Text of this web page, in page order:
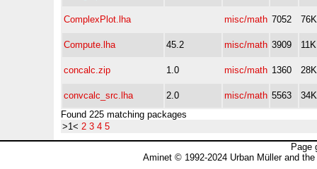
ComplexPlot.lha misc/math 7052 76K
Compute.lha 45.2 misc/math 3909 11K
concalc.zip 1.0 misc/math 1360 28K
convcalc_src.lha 2.0 misc/math 5563
34K
Found 225 matching packages
>1< 2 3 4 5
Page
Aminet © 1992-2024 Urban Müller and the